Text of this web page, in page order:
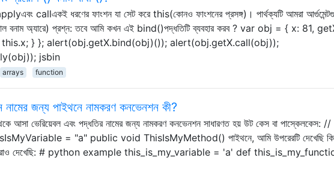
callএকই ধরণের ফাংশন যা সেট করে this(কোনও ফাংশনের প্রসঙ্গ)। পার্থক্যটি আমরা
বনাম অ্যারে) প্রশ্ন: তবে আমি কখন এই bind()পদ্ধতিটি ব্যবহার করব ? var obj = { x: 81,
} }; alert(obj.getX.bind(obj)()); alert(obj.getX.call(obj));
jsbin
arrays function
নামের জন্য পাইথনে নামকরণ কনভেনশন কী?
আসা ভেরিয়েবল এবং পদ্ধতির নামের জন্য নামকরণ কনভেনশন সাধারণত হয় উট কেস বা পাস্কেলকেস:
= "a" public void ThisIsMyMethod() পাইথনে, আমি উপরেরটি দেখেছি
করাও দেখেছি: # python example this_is_my_variable = 'a' def